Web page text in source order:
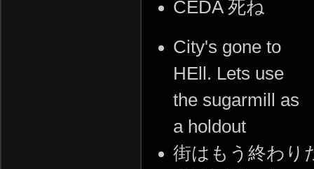
CEDA 死ね
City's gone to
HEll. Lets use
the sugarmill as
a holdout
街はもう終わり